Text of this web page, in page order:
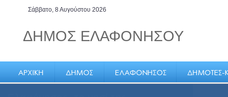
Σάββατο, 8 Αυγούστου 2026
ΔΗΜΟΣ ΕΛΑΦΟΝΗΣΟΥ